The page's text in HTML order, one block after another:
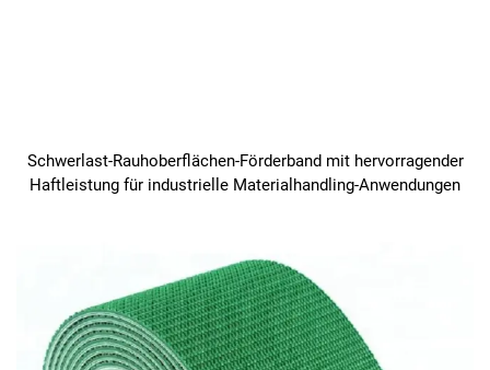
Schwerlast-Rauhoberflächen-Förderband mit hervorragender
Haftleistung für industrielle Materialhandling-Anwendungen